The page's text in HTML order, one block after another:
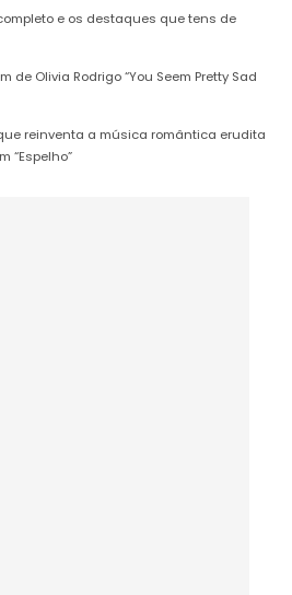
e os destaques que tens de
de Olivia Rodrigo “You Seem Pretty Sad
reinventa a música romântica erudita
“Espelho”